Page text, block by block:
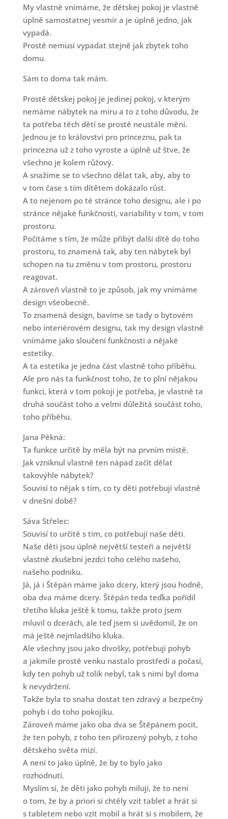
My vlastně vnímáme, že dětskej pokoj je vlastně
úplně samostatnej vesmír a je úplně jedno, jak
vypadá.
Prostě nemusí vypadat stejně jak zbytek toho
domu.
Sám to doma tak mám.
Prostě dětskej pokoj je jedinej pokoj, v kterým
nemáme nábytek na míru a to z toho důvodu, že
ta potřeba těch dětí se prostě neustále mění.
Jednou je to království pro princeznu, pak ta
princezna už z toho vyroste a úplně už štve, že
všechno je kolem růžový.
A snažíme se to všechno dělat tak, aby, aby to
v tom čase s tím dítětem dokázalo růst.
A to nejenom po té stránce toho designu, ale i po
stránce nějaké funkčnosti, variability v tom, v tom
prostoru.
Počítáme s tím, že může přibýt další dítě do toho
prostoru, to znamená tak, aby ten nábytek byl
schopen na tu změnu v tom prostoru, prostoru
reagovat.
A zároveň vlastně to je způsob, jak my vnímáme
design všeobecně.
To znamená design, bavíme se tady o bytovém
nebo interiérovém designu, tak my design vlastně
vnímáme jako sloučení funkčnosti a nějaké
estetiky.
A ta estetika je jedna část vlastně toho příběhu.
Ale pro nás ta funkčnost toho, že to plní nějakou
funkci, která v tom pokoji je potřeba, je vlastně ta
druhá součást toho a velmi důležitá součást toho,
toho příběhu.
Jana Pěkná:
Ta funkce určitě by měla být na prvním místě.
Jak vzniknul vlastně ten nápad začít dělat
takovýhle nábytek?
Souvisí to nějak s tím, co ty děti potřebují vlastně
v dnešní době?
Sáva Střelec:
Souvisí to určitě s tím, co potřebují naše děti.
Naše děti jsou úplně největší testeři a největší
vlastně zkušební jezdci toho celého našeho,
našeho podniku.
Já, já i Štěpán máme jako dcery, který jsou hodně,
oba dva máme dcery. Štěpán teda teďka pořídil
třetího kluka ještě k tomu, takže proto jsem
mluvil o dcerách, ale teď jsem si uvědomil, že on
má ještě nejmladšího kluka.
Ale všechny jsou jako divošky, potřebují pohyb
a jakmile prostě venku nastalo prostředí a počasí,
kdy ten pohyb už tolik nebyl, tak s nimi byl doma
k nevydržení.
Takže byla to snaha dostat ten zdravý a bezpečný
pohyb i do toho pokojíku.
Zároveň máme jako oba dva se Štěpánem pocit,
že ten pohyb, z toho ten přirozený pohyb, z toho
dětského světa mizí.
A není to jako úplně, že by to bylo jako
rozhodnutí.
Myslím si, že děti jako pohyb milují, že to není
o tom, že by a priori si chtěly vzít tablet a hrát si
s tabletem nebo vzít mobil a hrát si s mobilem, že